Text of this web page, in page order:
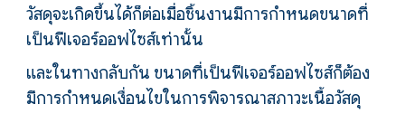
วัสดุจะเกิดขึ้นได้ก็ต่อเมื่อชิ้นงานมีการกำหนดขนาดที่
เป็นฟีเจอร์ออฟไซส์เท่านั้น
และในทางกลับกัน ขนาดที่เป็นฟีเจอร์ออฟไซส์ก็ต้อง
มีการกำหนดเงื่อนไขในการพิจารณาสภาวะเนื้อวัสดุ